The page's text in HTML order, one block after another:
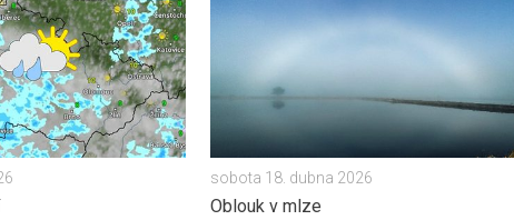
sobota 18. dubna 2026
Oblouk v mlze